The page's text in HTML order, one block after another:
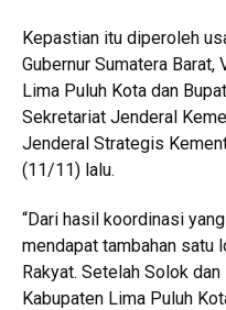
Kepastian itu diperoleh
Gubernur Sumatera
Lima Puluh Kota dan
Sekretariat Jenderal
Jenderal Strategis
(11/11) lalu.
“Dari hasil koordinasi
mendapat tambahan satu
Rakyat. Setelah Solok
Kabupaten Lima Puluh